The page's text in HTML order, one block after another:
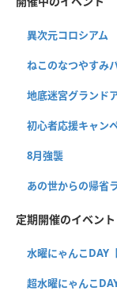
異次元コロシアム
ねこのなつやすみ
地底迷宮グランド
初心者応援キャン
8月強襲
あの世からの帰省
定期開催のイベント
水曜にゃんこDAY
超水曜にゃんこ